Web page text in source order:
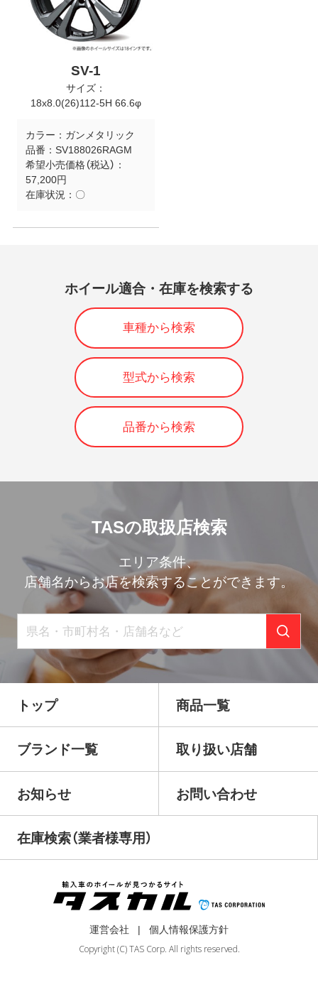
SV-1
サイズ：
18x8.0(26)112-5H 66.6φ
カラー： ガンメタリック
品番： SV188026RAGM
希望小売価格（税込）：
57,200円
在庫状況： 〇
ホイール適合・在庫を検索する
車種から検索
型式から検索
品番から検索
TASの取扱店検索
エリア条件、
店舗名からお店を検索することができます。
トップ 商品一覧
ブランド一覧 取り扱い店舗
お知らせ お問い合わせ
在庫検索（業者様専用）
運営会社
個人情報保護方針
Copyright (C) TAS Corp. All rights reserved.